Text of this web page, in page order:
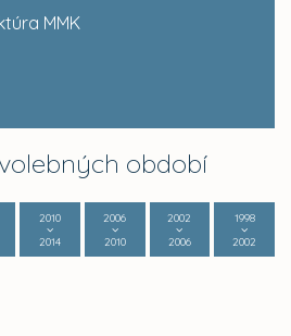
MMK
období
2010
2014
2006
2010
2002
2006
1998
2002